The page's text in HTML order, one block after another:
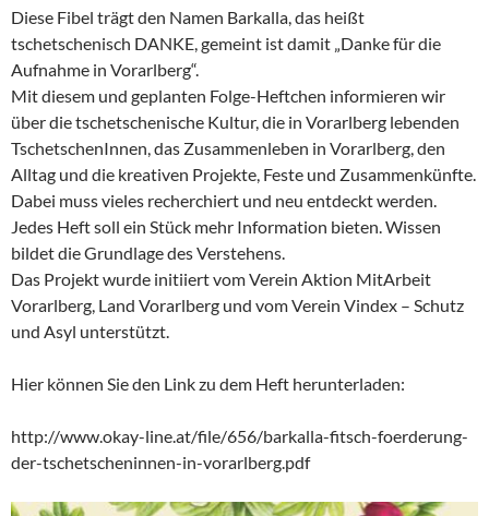
Diese Fibel trägt den Namen Barkalla, das heißt
tschetschenisch DANKE, gemeint ist damit „Danke für die
Aufnahme in Vorarlberg“.
Mit diesem und geplanten Folge-Heftchen informieren wir
über die tschetschenische Kultur, die in Vorarlberg lebenden
TschetschenInnen, das Zusammenleben in Vorarlberg, den
Alltag und die kreativen Projekte, Feste und Zusammenkünfte.
Dabei muss vieles recherchiert und neu entdeckt werden.
Jedes Heft soll ein Stück mehr Information bieten. Wissen
bildet die Grundlage des Verstehens.
Das Projekt wurde initiiert vom Verein Aktion MitArbeit
Vorarlberg, Land Vorarlberg und vom Verein Vindex – Schutz
und Asyl unterstützt.
Hier können Sie den Link zu dem Heft herunterladen:
http://www.okay-line.at/file/656/barkalla-fitsch-foerderung-
der-tschetscheninnen-in-vorarlberg.pdf